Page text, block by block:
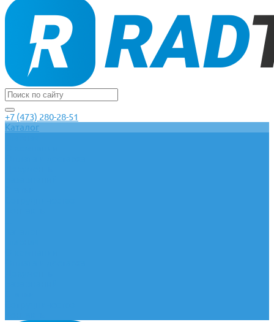
+7 (473) 280-28-51
Каталог